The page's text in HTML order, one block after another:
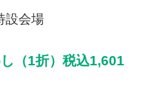
設会場
（1折）税込1,601